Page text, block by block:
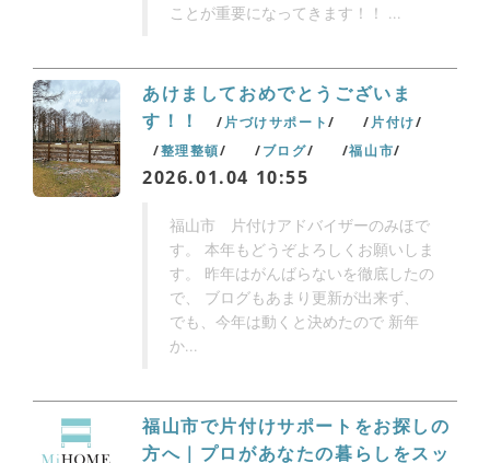
ことが重要になってきます！！ ...
あけましておめでとうございま
す！！
片づけサポート
片付け
整理整頓
ブログ 福山市
2026.01.04 10:55
福山市 片付けアドバイザーのみほで
す。 本年もどうぞよろしくお願いしま
す。 昨年はがんばらないを徹底したの
で、 ブログもあまり更新が出来ず、
でも、今年は動くと決めたので 新年
か...
福山市で片付けサポートをお探しの
方へ｜プロがあなたの暮らしをスッ